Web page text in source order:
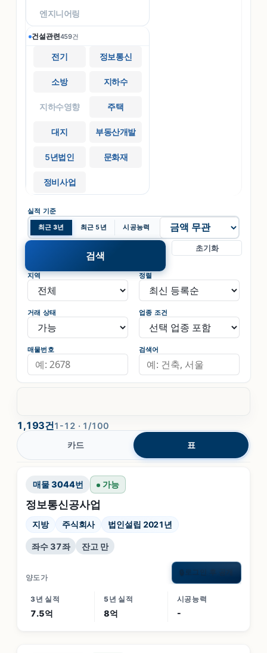
엔지니어링
건설관련459건
전기 정보통신
소방 지하수
지하수영향 주택
대지 부동산개발
5년법인 문화재
정비사업
실적 기준
최근 3년 최근 5년 시공능력
검색
초기화
지역 정렬
거래 상태 업종 조건
매물번호 검색어
1,193건1-12 · 1/100
카드 표
매물 3044번 가능
정보통신공사업
지방 주식회사 법인설립 2021년
좌수 37좌 잔고 만
3년 실적
7.5억
5년 실적
8억
시공능력
-
양도가
🔒 로그인 후 공개